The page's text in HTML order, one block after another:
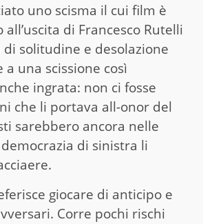
uno scisma il cui film è
di Francesco Rutelli
solitudine e desolazione
a una scissione così
ingrata: non ci fosse
che li portava all-onor del
sarebbero ancora nelle
di sinistra li
giocare di anticipo e
Corre pochi rischi